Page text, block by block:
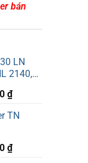
bán
LN
2140,
₫Giá
tại
450,000 ₫.
TN
₫Giá